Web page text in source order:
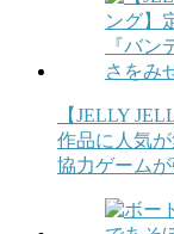
【JELLY
作品に人気
協力ゲームが